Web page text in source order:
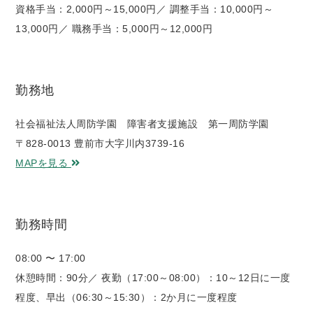
資格手当：2,000円～15,000円／ 調整手当：10,000円～
13,000円／ 職務手当：5,000円～12,000円
勤務地
社会福祉法人周防学園 障害者支援施設 第一周防学園
〒828-0013 豊前市大字川内3739-16
MAPを見る
勤務時間
08:00 〜 17:00
休憩時間：90分／ 夜勤（17:00～08:00）：10～12日に一度
程度、早出（06:30～15:30）：2か月に一度程度